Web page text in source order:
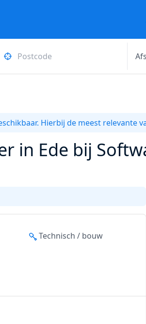
Hierbij de meest relevante
in Ede bij
Technisch / bouw